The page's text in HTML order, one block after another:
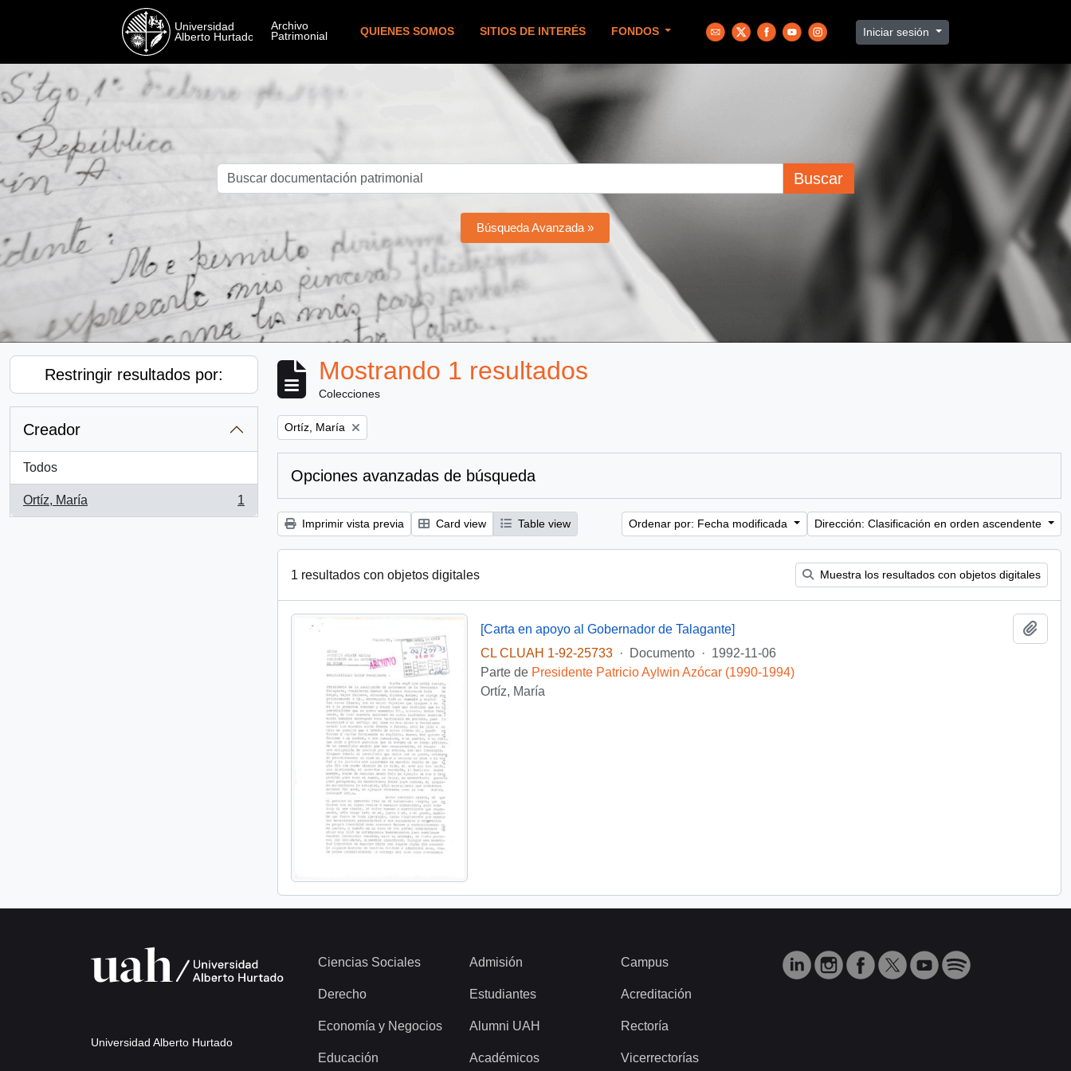
QUIENES SOMOS SITIOS DE INTERÉS FONDOS Iniciar sesión
Buscar
Búsqueda Avanzada »
Restringir resultados por:
Creador
Todos
Ortíz, María
, 1 resultados
1
Mostrando 1 resultados
Colecciones
Remove filter:
Ortíz, María
Opciones avanzadas de búsqueda
Imprimir vista previa Card view Table view Ordenar por: Fecha modificada Dirección: Clasificación en orden ascendente
1 resultados con objetos digitales Muestra los resultados con objetos digitales
[Carta en apoyo al Gobernador de Talagante]
CL CLUAH 1-92-25733
· Documento · 1992-11-06
Parte de Presidente Patricio Aylwin Azócar (1990-1994)
Ortíz, María
Universidad Alberto Hurtado
Ciencias Sociales
Derecho
Economía y Negocios
Educación
Admisión
Estudiantes
Alumni UAH
Académicos
Campus
Acreditación
Rectoría
Vicerrectorías